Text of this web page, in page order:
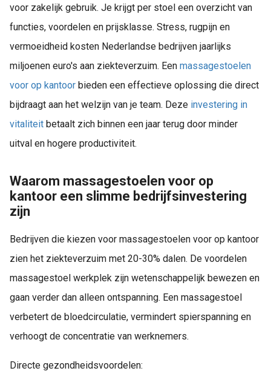
voor zakelijk gebruik. Je krijgt per stoel een overzicht van
functies, voordelen en prijsklasse. Stress, rugpijn en
vermoeidheid kosten Nederlandse bedrijven jaarlijks
miljoenen euro's aan ziekteverzuim. Een massagestoelen
voor op kantoor bieden een effectieve oplossing die direct
bijdraagt aan het welzijn van je team. Deze investering in
vitaliteit betaalt zich binnen een jaar terug door minder
uitval en hogere productiviteit.
Waarom massagestoelen voor op
kantoor een slimme bedrijfsinvestering
zijn
Bedrijven die kiezen voor massagestoelen voor op kantoor
zien het ziekteverzuim met 20-30% dalen. De voordelen
massagestoel werkplek zijn wetenschappelijk bewezen en
gaan verder dan alleen ontspanning. Een massagestoel
verbetert de bloedcirculatie, vermindert spierspanning en
verhoogt de concentratie van werknemers.
Directe gezondheidsvoordelen: